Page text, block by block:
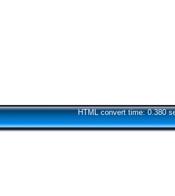
HTML convert time: 0.380